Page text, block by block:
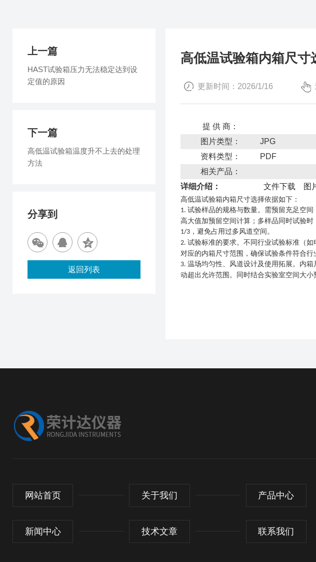
高低温试验箱内箱尺寸
更新时间：2026/1/16
提 供 商：
图片类型：
JPG
资料类型：
PDF
相关产品：
详细介绍：
文件下载 图
高低温试验箱内箱尺寸选择依据如下：
1. 试验样品的规格与数量。需预留充足空
高大值加预留空间计算；多样品同时试验
1/3 ，避免占用过多风道空间。
2. 试验标准的要求。不同行业试验标准（
对应的内箱尺寸范围，确保试验条件符合行
3. 温场均匀性、风道设计及使用拓展。内
动超出允许范围。同时结合实验室空间大
上一篇
HAST试验箱压力无法稳定达到设
定值的原因
下一篇
高低温试验箱温度升不上去的处理
方法
分享到
返回列表
网站首页 关于我们 产品中心
新闻中心 技术文章 联系我们